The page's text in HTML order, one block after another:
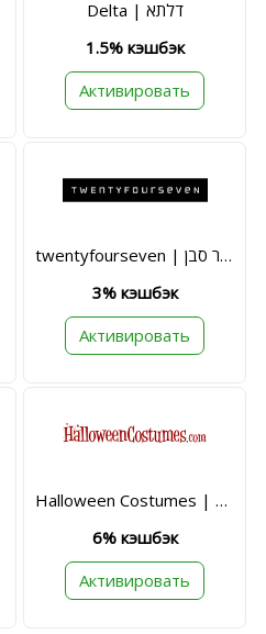
Delta | דלתא
1.5% кэшбэк
Активировать
twentyfourseven | טוונטי פור סבן
3% кэшбэк
Активировать
Halloween Costumes | הלווין קוסטיומס
6% кэшбэк
Активировать